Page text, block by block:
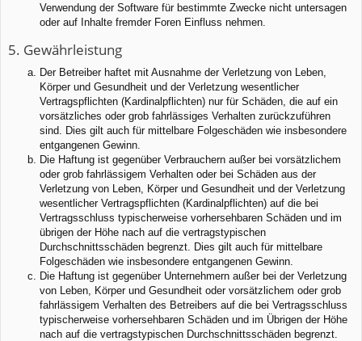
Verwendung der Software für bestimmte Zwecke nicht untersagen
oder auf Inhalte fremder Foren Einfluss nehmen.
5. Gewährleistung
Der Betreiber haftet mit Ausnahme der Verletzung von Leben,
Körper und Gesundheit und der Verletzung wesentlicher
Vertragspflichten (Kardinalpflichten) nur für Schäden, die auf ein
vorsätzliches oder grob fahrlässiges Verhalten zurückzuführen
sind. Dies gilt auch für mittelbare Folgeschäden wie insbesondere
entgangenen Gewinn.
Die Haftung ist gegenüber Verbrauchern außer bei vorsätzlichem
oder grob fahrlässigem Verhalten oder bei Schäden aus der
Verletzung von Leben, Körper und Gesundheit und der Verletzung
wesentlicher Vertragspflichten (Kardinalpflichten) auf die bei
Vertragsschluss typischerweise vorhersehbaren Schäden und im
übrigen der Höhe nach auf die vertragstypischen
Durchschnittsschäden begrenzt. Dies gilt auch für mittelbare
Folgeschäden wie insbesondere entgangenen Gewinn.
Die Haftung ist gegenüber Unternehmern außer bei der Verletzung
von Leben, Körper und Gesundheit oder vorsätzlichem oder grob
fahrlässigem Verhalten des Betreibers auf die bei Vertragsschluss
typischerweise vorhersehbaren Schäden und im Übrigen der Höhe
nach auf die vertragstypischen Durchschnittsschäden begrenzt.